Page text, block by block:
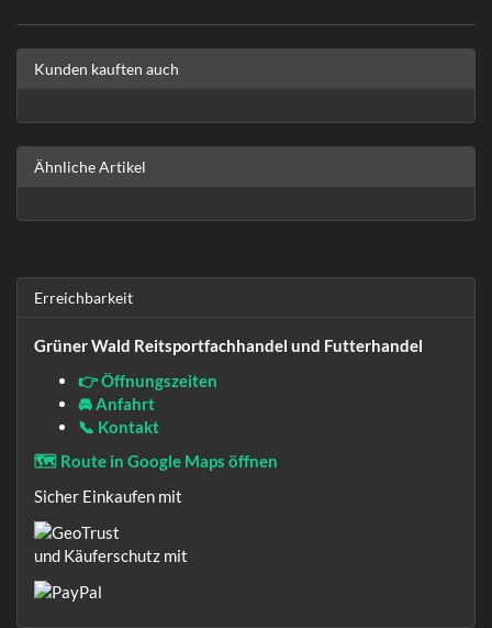
Kunden kauften auch
Ähnliche Artikel
Erreichbarkeit
Grüner Wald Reitsportfachhandel und Futterhandel
👉 Öffnungszeiten
🚘 Anfahrt
📞 Kontakt
🗺️ Route in Google Maps öffnen
Sicher Einkaufen mit
und Käuferschutz mit